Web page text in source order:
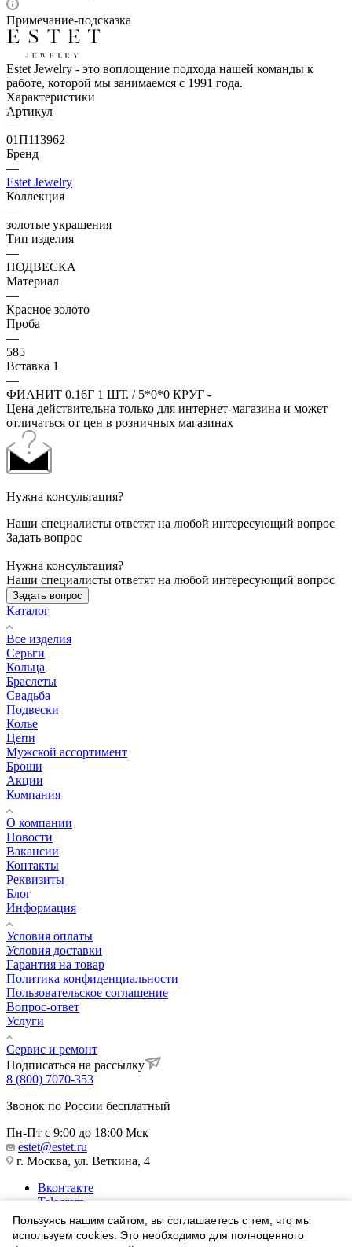
Примечание-подсказка
Estet Jewelry - это воплощение подхода нашей команды к
работе, которой мы занимаемся с 1991 года.
Характеристики
Артикул
—
01П113962
Бренд
—
Estet Jewelry
Коллекция
—
золотые украшения
Тип изделия
—
ПОДВЕСКА
Материал
—
Красное золото
Проба
—
585
Вставка 1
—
ФИАНИТ 0.16Г 1 ШТ. / 5*0*0 КРУГ -
Цена действительна только для интернет-магазина и может
отличаться от цен в розничных магазинах
Нужна консультация?
Наши специалисты ответят на любой интересующий вопрос
Задать вопрос
Нужна консультация?
Наши специалисты ответят на любой интересующий вопрос
Задать вопрос
Каталог
Все изделия
Серьги
Кольца
Браслеты
Свадьба
Подвески
Колье
Цепи
Мужской ассортимент
Броши
Акции
Компания
О компании
Новости
Вакансии
Контакты
Реквизиты
Блог
Информация
Условия оплаты
Условия доставки
Гарантия на товар
Политика конфиденциальности
Пользовательское соглашение
Вопрос-ответ
Услуги
Сервис и ремонт
Подписаться на рассылку
8 (800) 7070-353
Звонок по России бесплатный
Пн-Пт с 9:00 до 18:00 Мск
estet@estet.ru
г. Москва, ул. Веткина, 4
Вконтакте
Telegram
Одноклассники
WhatsApp
Пользуясь нашим сайтом, вы соглашаетесь с тем, что мы
используем cookies. Это необходимо для полноценного